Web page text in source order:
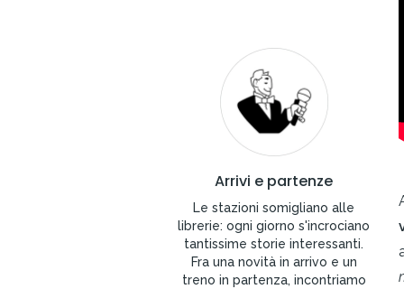
Arrivi e partenze
Le stazioni somigliano alle
librerie: ogni giorno s'incrociano
tantissime storie interessanti.
Fra una novità in arrivo e un
treno in partenza, incontriamo